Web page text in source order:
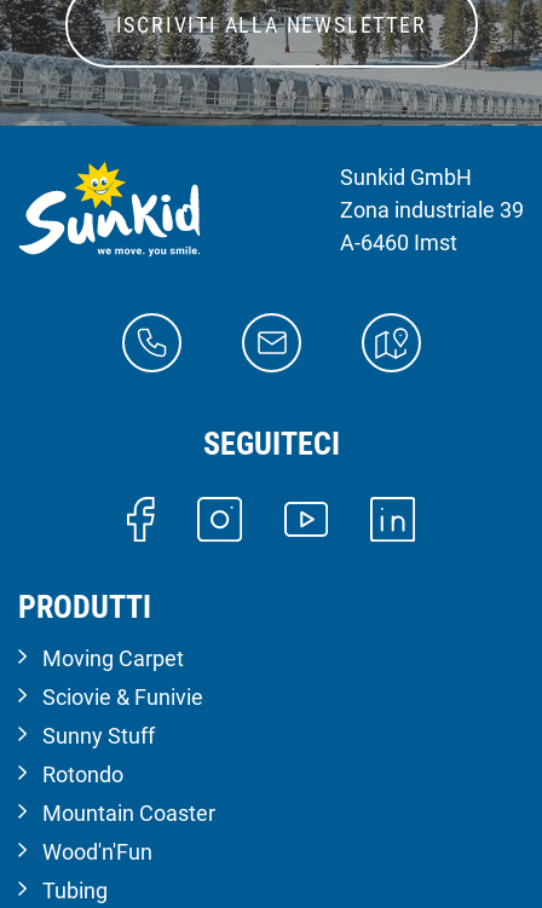
ISCRIVITI ALLA NEWSLETTER
Sunkid GmbH
Zona industriale 39
A-6460 Imst
SEGUITECI
PRODUTTI
Moving Carpet
Sciovie & Funivie
Sunny Stuff
Rotondo
Mountain Coaster
Wood'n'Fun
Tubing